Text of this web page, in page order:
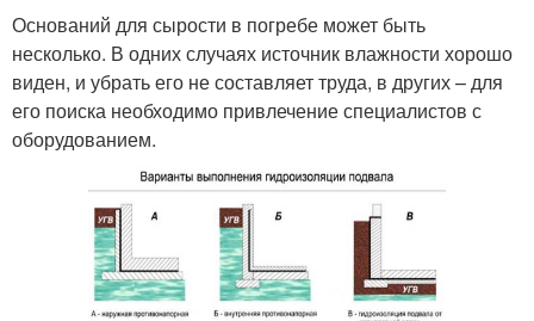
Оснований для сырости в погребе может быть
несколько. В одних случаях источник влажности хорошо
виден, и убрать его не составляет труда, в других – для
его поиска необходимо привлечение специалистов с
оборудованием.